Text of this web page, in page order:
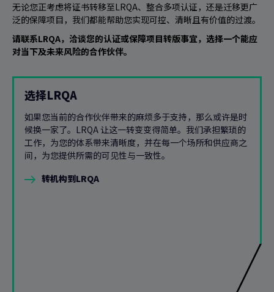
无论您正考虑将证书转移至LRQA、整合多项认证，还是迁移更广
泛的保障项目，我们都能帮助您实现可控、清晰且有价值的过渡。
请联系LRQA，洽谈您的认证或保障项目转版事宜，选择一个能应
对当下及未来风险的合作伙伴。
选择LRQA
如果您当前的合作伙伴带来的麻烦多于支持，那么或许是时
候换一家了。LRQA 让这一转变变得简单。我们承担繁琐的
工作，为您的体系带来清晰度，并在每一个场所和供应商之
间，为您提供所需的可见性与一致性。
转机构到LRQA